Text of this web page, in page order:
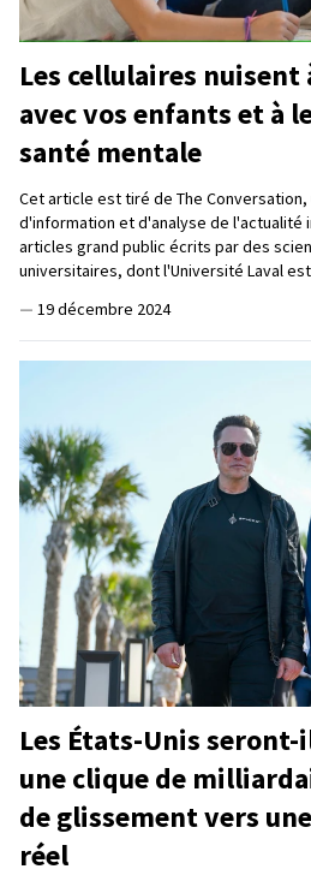
Les cellulaires
avec vos enfants et à
santé mentale
Cet article est tiré de The Conversation,
d'information et d'analyse de l'actualité
articles grand public écrits par des
universitaires, dont l'Université Laval
— 19 décembre 2024
Les États-Unis
une clique de
de glissement vers
réel